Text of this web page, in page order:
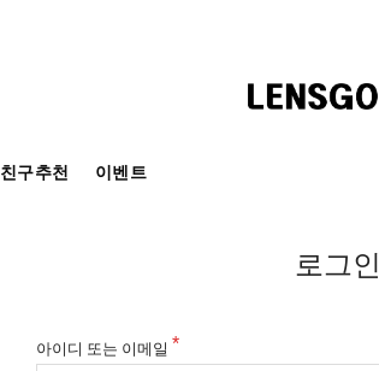
친구추천 이벤트
로그인
아이디 또는 이메일